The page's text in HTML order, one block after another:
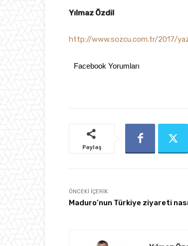
Yılmaz Özdil
http://www.sozcu.com.tr/2017/
Facebook Yorumları
Paylaş
ÖNCEKI İÇERIK
Maduro’nun Türkiye ziyareti